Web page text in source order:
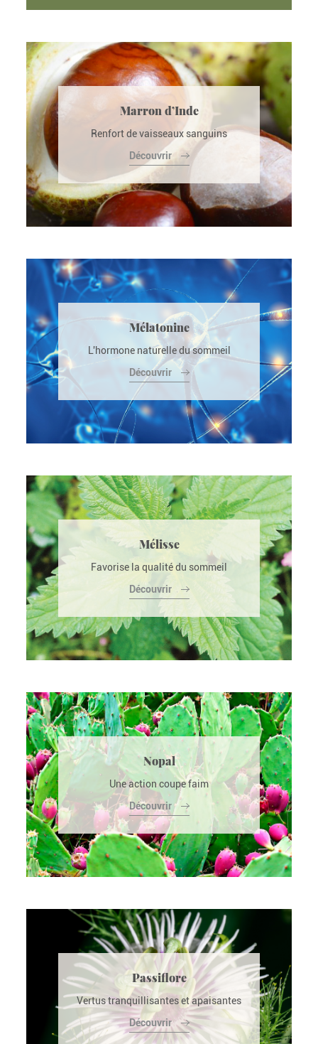
Marron d’Inde
Renfort de vaisseaux sanguins
Découvrir
Mélatonine
L'hormone naturelle du sommeil
Découvrir
Mélisse
Favorise la qualité du sommeil
Découvrir
Nopal
Une action coupe faim
Découvrir
Passiflore
Vertus tranquillisantes et apaisantes
Découvrir